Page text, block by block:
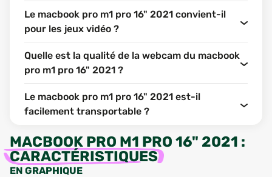
Le macbook pro m1 pro 16" 2021 convient-il
pour les jeux vidéo ?
Quelle est la qualité de la webcam du macbook
pro m1 pro 16" 2021 ?
Le macbook pro m1 pro 16" 2021 est-il
facilement transportable ?
MACBOOK PRO M1 PRO 16" 2021 :
CARACTÉRISTIQUES
EN GRAPHIQUE